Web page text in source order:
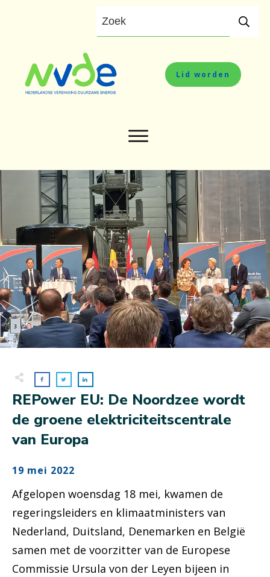
Lid worden
REPower EU: De Noordzee wordt
de groene elektriciteitscentrale
van Europa
19 mei 2022
Afgelopen woensdag 18 mei, kwamen de
regeringsleiders en klimaatministers van
Nederland, Duitsland, Denemarken en België
samen met de voorzitter van de Europese
Commissie Ursula von der Leyen bijeen in